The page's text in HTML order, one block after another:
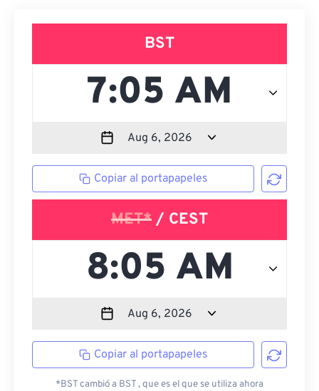
BST
Copiar al portapapeles
MET* / CEST
Copiar al portapapeles
*BST cambió a BST , que es el que se utiliza ahora